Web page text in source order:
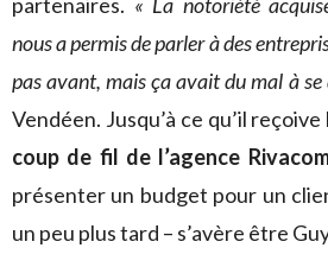
nous a permis de parler à des
pas avant, mais ça avait du mal à se
Vendéen. Jusqu’à ce qu’il
coup de fil de l’agence
présenter un budget pour un
un peu plus tard – s’avère être